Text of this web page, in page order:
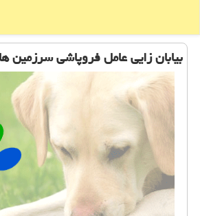
بیابان زایی عامل فروپاشی سرزمین ها